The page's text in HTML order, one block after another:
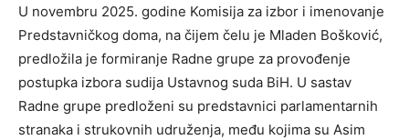
U novembru 2025. godine Komisija za izbor i imenovanje
Predstavničkog doma, na čijem čelu je Mladen Bošković,
predložila je formiranje Radne grupe za provođenje
postupka izbora sudija Ustavnog suda BiH. U sastav
Radne grupe predloženi su predstavnici parlamentarnih
stranaka i strukovnih udruženja, među kojima su Asim